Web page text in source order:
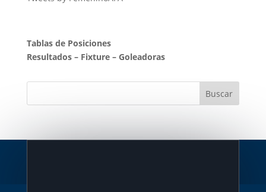
Tablas de Posiciones
Resultados– Fixture– Goleadoras